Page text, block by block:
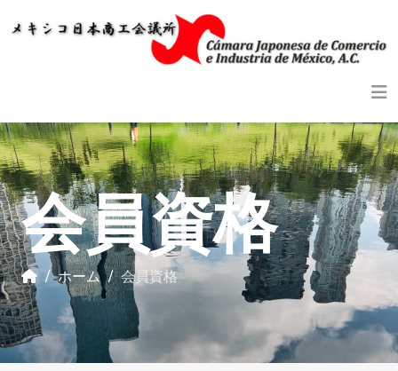
会員資格
ホーム 会員資格